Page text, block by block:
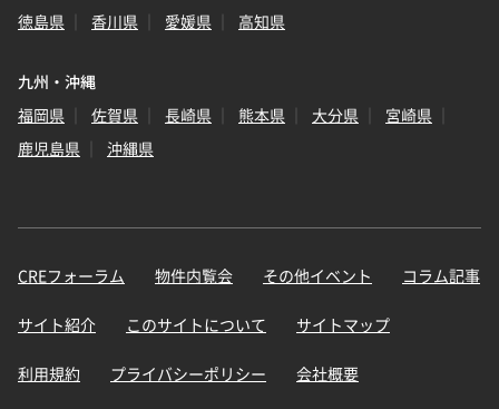
徳島県
香川県 愛媛県 高知県
九州・沖縄
福岡県
佐賀県 長崎県 熊本県 大分県
宮崎県
鹿児島県
沖縄県
CREフォーラム 物件内覧会 その他イベント コラム記事
サイト紹介 このサイトについて サイトマップ
利用規約 プライバシーポリシー 会社概要